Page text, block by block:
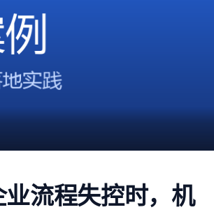
流程失控时，机